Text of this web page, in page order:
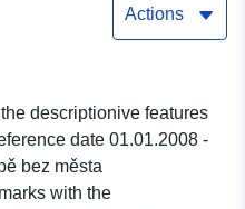
Actions
descriptionive features
date 01.01.2008 -
bez města
with the